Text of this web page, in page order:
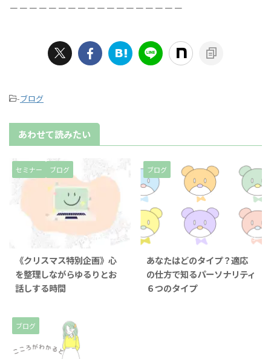
－－－－－－－－－－－－－－－－－－
-ブログ
あわせて読みたい
セミナー ブログ
《クリスマス特別企画》心
を整理しながらゆるりとお
話しする時間
ブログ
2025/12/3
あなたはどのタイプ？適応
の仕方で知るパーソナリティ
６つのタイプ
ブログ